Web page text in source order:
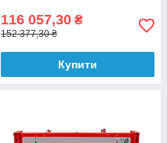
116 057,30 ₴
152 377,30 ₴
Купити